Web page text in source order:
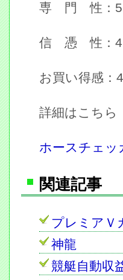
専 門 性
信 憑 性
お買い得感
詳細はこちら
ホースチェッ
関連記事
プレミアＶ
神龍
競艇自動収